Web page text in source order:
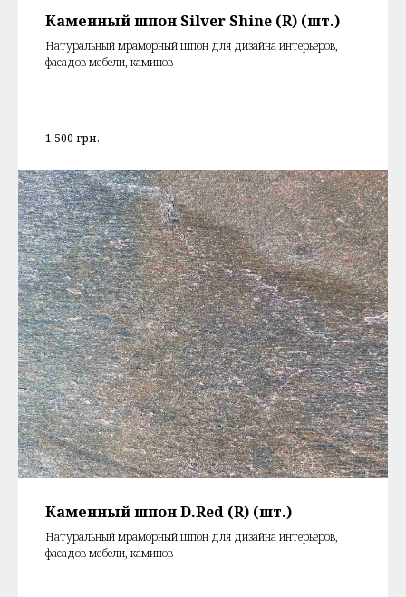
Каменный шпон Silver Shine (R) (шт.)
Натуральный мраморный шпон для дизайна интерьеров,
фасадов мебели, каминов
1 500 грн.
Каменный шпон D.Red (R) (шт.)
Натуральный мраморный шпон для дизайна интерьеров,
фасадов мебели, каминов